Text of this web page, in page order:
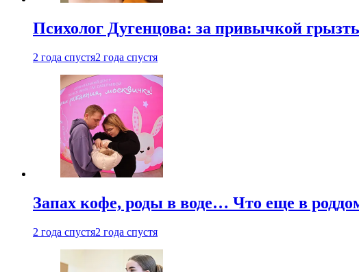
Психолог Дугенцова: за привычкой
2 года спустя2 года спустя
Запах кофе, роды в воде… Что еще в
2 года спустя2 года спустя